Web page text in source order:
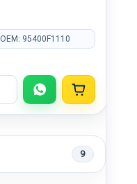
OEM: 95400F1110
9